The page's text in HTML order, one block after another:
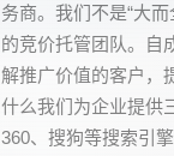
务商。我们不是“大
的竞价托管团队。自
解推广价值的客户，
什么我们为企业提供
360、搜狗等搜索引